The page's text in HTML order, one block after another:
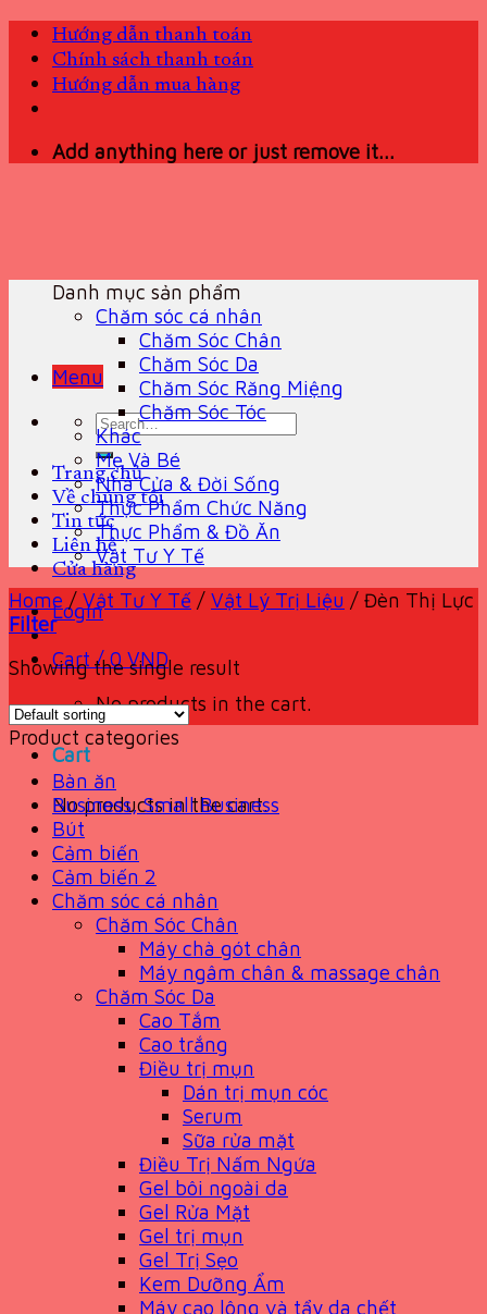
Skip
content
Hướng dẫn thanh toán
Chính sách thanh toán
Hướng dẫn mua hàng
Add anything here or just remove it...
Menu
Search
for:
Trang chủ
Về chúng tôi
Tin tức
Liên hệ
Cửa hàng
Login
Cart /0 VND
No products in the cart.
Cart
No products in the cart.
Danh mục sản phẩm
Chăm sóc cá nhân
Chăm Sóc Chân
Chăm Sóc Da
Chăm Sóc Răng Miệng
Chăm Sóc Tóc
Khác
Mẹ Và Bé
Nhà Cửa & Đời Sống
Thực Phẩm Chức Năng
Thực Phẩm & Đồ Ăn
Vật Tư Y Tế
Home / Vật Tư Y Tế / Vật Lý Trị Liệu / Đèn Thị Lực
Filter
Showing the single result
Product categories
Bàn ăn
Business, Small Business
Bút
Cảm biến
Cảm biến 2
Chăm sóc cá nhân
Chăm Sóc Chân
Máy chà gót chân
Máy ngâm chân & massage chân
Chăm Sóc Da
Cao Tắm
Cao trắng
Điều trị mụn
Dán trị mụn cóc
Serum
Sữa rửa mặt
Điều Trị Nấm Ngứa
Gel bôi ngoài da
Gel Rửa Mặt
Gel trị mụn
Gel Trị Sẹo
Kem Dưỡng Ẩm
Máy cạo lông và tẩy da chết